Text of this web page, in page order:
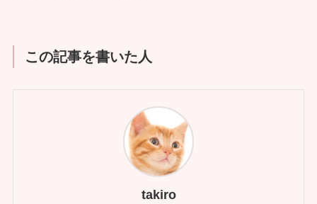
この記事を書いた人
takiro